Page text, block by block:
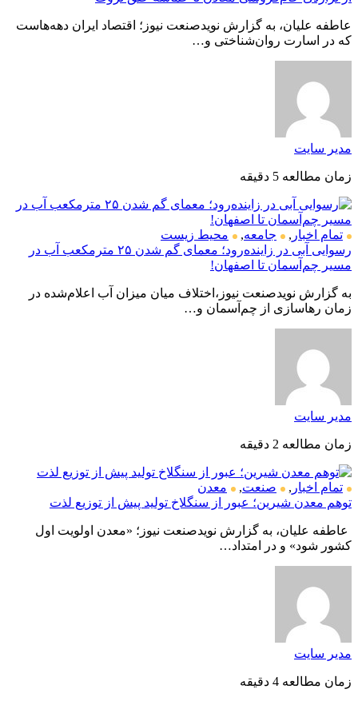
عاطفه علیان، به گزارش نویدصنعت نیوز؛ اقتصاد ایران دهه‌هاست
که در اسارت روان‌شناختی و…
مدیر سایت
زمان مطالعه 5 دقیقه
تمام اخبار , جامعه,
محیط زیست
رسوایی آبی در زاینده‌رود؛ معمای گم شدن ۲۵ مترمکعب آب در
مسیر چم‌آسمان تا اصفهان!
به گزارش نویدصنعت نیوز،اختلاف میان میزان آب اعلام‌شده در
زمان رهاسازی از چم‌آسمان و…
مدیر سایت
زمان مطالعه 2 دقیقه
تمام اخبار , صنعت,
معدن
توهم معدن شیرین؛ عبور از سنگلاخ تولید پیش از توزیع لذت
عاطفه علیان، به گزارش نویدصنعت نیوز؛ «معدن اولویت اول
کشور شود» و در امتداد…
مدیر سایت
زمان مطالعه 4 دقیقه